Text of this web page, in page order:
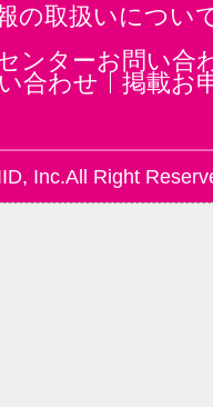
の取扱いについ
ンターお問い合
合わせ
掲載お
Inc.All Right